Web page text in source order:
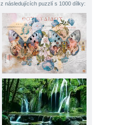
z následujících puzzlí s 1000 dílky: